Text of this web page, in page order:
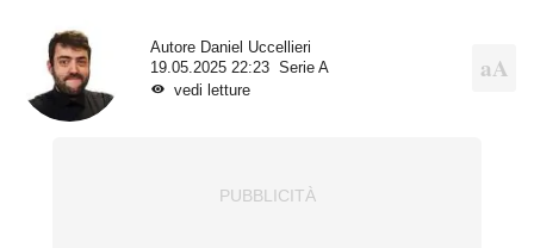
Autore Daniel Uccellieri
19.05.2025 22:23
Serie A
vedi letture